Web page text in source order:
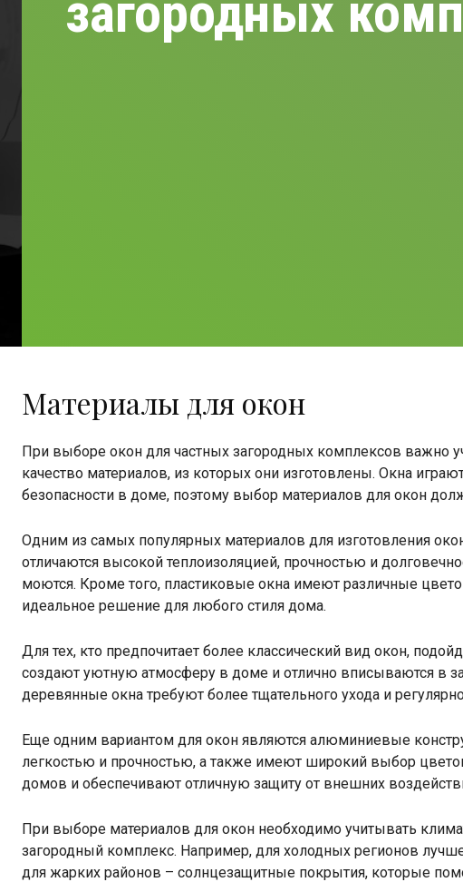
загородных
Материалы для окон
При выборе окон для частных загородных комплексов важно
качество материалов, из которых они изготовлены. Окна
безопасности в доме, поэтому выбор материалов для окон
Одним из самых популярных материалов для изготовления
отличаются высокой теплоизоляцией, прочностью и
моются. Кроме того, пластиковые окна имеют различные
идеальное решение для любого стиля дома.
Для тех, кто предпочитает более классический вид окон,
создают уютную атмосферу в доме и отлично вписываются в
деревянные окна требуют более тщательного ухода и
Еще одним вариантом для окон являются алюминиевые
легкостью и прочностью, а также имеют широкий выбор
домов и обеспечивают отличную защиту от внешних
При выборе материалов для окон необходимо учитывать
загородный комплекс. Например, для холодных регионов
для жарких районов – солнцезащитные покрытия, которые